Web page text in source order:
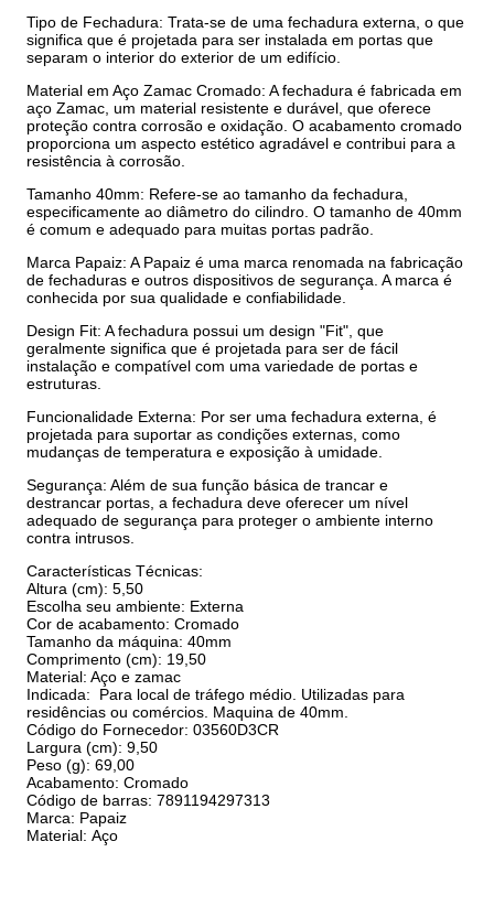
Tipo de Fechadura: Trata-se de uma fechadura externa, o que
significa que é projetada para ser instalada em portas que
separam o interior do exterior de um edifício.
Material em Aço Zamac Cromado: A fechadura é fabricada em
aço Zamac, um material resistente e durável, que oferece
proteção contra corrosão e oxidação. O acabamento cromado
proporciona um aspecto estético agradável e contribui para a
resistência à corrosão.
Tamanho 40mm: Refere-se ao tamanho da fechadura,
especificamente ao diâmetro do cilindro. O tamanho de 40mm
é comum e adequado para muitas portas padrão.
Marca Papaiz: A Papaiz é uma marca renomada na fabricação
de fechaduras e outros dispositivos de segurança. A marca é
conhecida por sua qualidade e confiabilidade.
Design Fit: A fechadura possui um design "Fit", que
geralmente significa que é projetada para ser de fácil
instalação e compatível com uma variedade de portas e
estruturas.
Funcionalidade Externa: Por ser uma fechadura externa, é
projetada para suportar as condições externas, como
mudanças de temperatura e exposição à umidade.
Segurança: Além de sua função básica de trancar e
destrancar portas, a fechadura deve oferecer um nível
adequado de segurança para proteger o ambiente interno
contra intrusos.
Características Técnicas:
Altura (cm): 5,50
Escolha seu ambiente: Externa
Cor de acabamento: Cromado
Tamanho da máquina: 40mm
Comprimento (cm): 19,50
Material: Aço e zamac
Indicada: Para local de tráfego médio. Utilizadas para
residências ou comércios. Maquina de 40mm.
Código do Fornecedor: 03560D3CR
Largura (cm): 9,50
Peso (g): 69,00
Acabamento: Cromado
Código de barras: 7891194297313
Marca: Papaiz
Material: Aço